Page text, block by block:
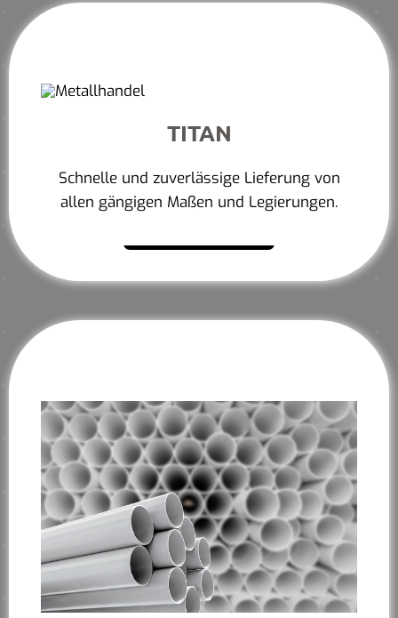
TITAN
Schnelle und zuverlässige Lieferung von
allen gängigen Maßen und Legierungen.